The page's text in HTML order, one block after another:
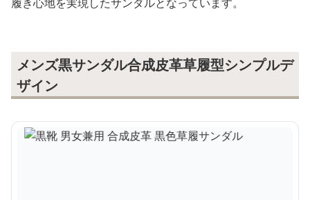
メンズ黒サンダル合成皮革草履型シンプルデ
ザイン